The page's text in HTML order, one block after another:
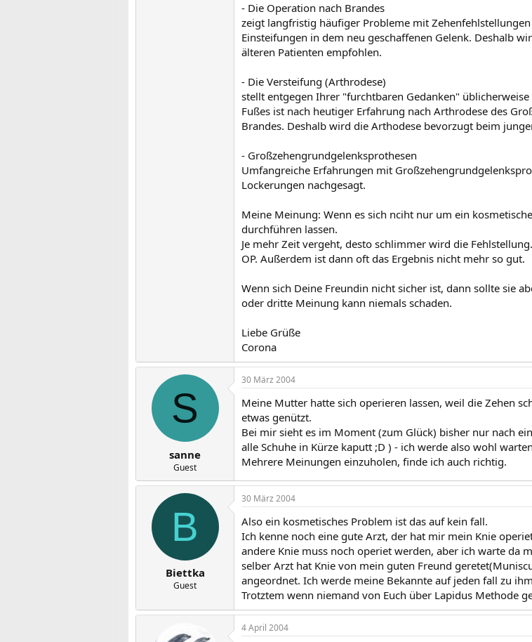
- Die Operation nach Brandes
zeigt langfristig häufiger Probleme mit
Einsteifungen in dem neu geschaffenen Gelenk. Deshalb
älteren Patienten empfohlen.
- Die Versteifung (Arthrodese)
stellt entgegen Ihrer "furchtbaren Gedanken"
Fußes ist nach heutiger Erfahrung nach Arthrodese des
Brandes. Deshalb wird die Arthodese bevorzugt beim
- Großzehengrundgelenksprothesen
Umfangreiche Erfahrungen mit
Lockerungen nachgesagt.
Meine Meinung: Wenn es sich nciht nur um ein
durchführen lassen.
Je mehr Zeit vergeht, desto schlimmer wird die
OP. Außerdem ist dann oft das Ergebnis nicht mehr so gut.
Wenn sich Deine Freundin nicht sicher ist, dann sollte sie
oder dritte Meinung kann niemals schaden.
Liebe Grüße
Corona
S
sanne
Guest
30 März 2004
Meine Mutter hatte sich operieren lassen, weil die Zehen
etwas genützt.
Bei mir sieht es im Moment (zum Glück) bisher nur nach
alle Schuhe in Kürze kaputt ;D ) - ich werde also wohl
Mehrere Meinungen einzuholen, finde ich auch richtig.
B
Biettka
Guest
30 März 2004
Also ein kosmetisches Problem ist das auf kein fall.
Ich kenne noch eine gute Arzt, der hat mir mein Knie
andere Knie muss noch operiet werden, aber ich warte da
selber Arzt hat Knie von mein guten Freund
angeordnet. Ich werde meine Bekannte auf jeden fall zu
Trotztem wenn niemand von Euch über Lapidus Methode
4 April 2004